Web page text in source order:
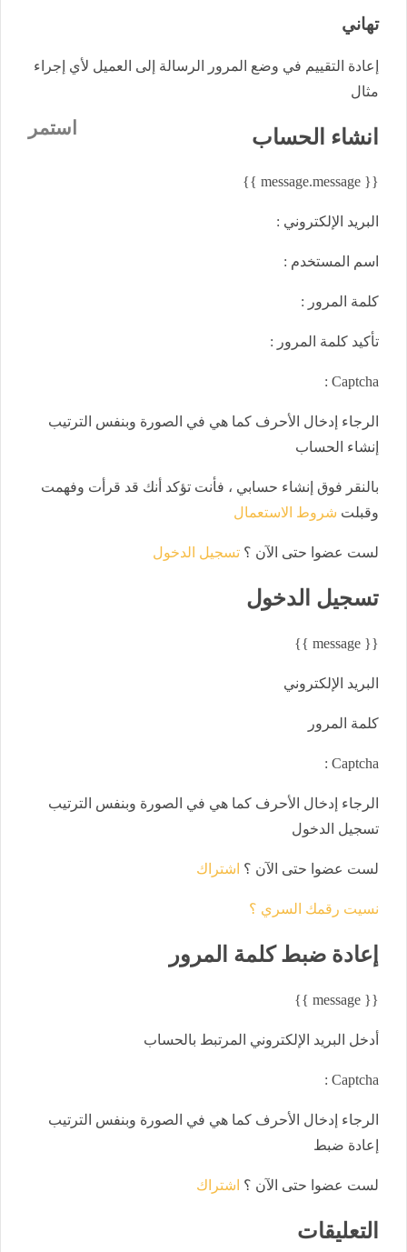
تهاني
إعادة التقييم في وضع المرور الرسالة إلى العميل لأي إجراء
مثال
استمر انشاء الحساب
{{ message.message }}
البريد الإلكتروني :
اسم المستخدم :
كلمة المرور :
تأكيد كلمة المرور :
Captcha :
الرجاء إدخال الأحرف كما هي في الصورة وبنفس الترتيب
إنشاء الحساب
بالنقر فوق إنشاء حسابي ، فأنت تؤكد أنك قد قرأت وفهمت
وقبلت شروط الاستعمال
لست عضوا حتى الآن ؟ تسجيل الدخول
تسجيل الدخول
{{ message }}
البريد الإلكتروني
كلمة المرور
Captcha :
الرجاء إدخال الأحرف كما هي في الصورة وبنفس الترتيب
تسجيل الدخول
لست عضوا حتى الآن ؟ اشتراك
نسيت رقمك السري ؟
إعادة ضبطكلمة المرور
{{ message }}
أدخل البريد الإلكتروني المرتبط بالحساب
Captcha :
الرجاء إدخال الأحرف كما هي في الصورة وبنفس الترتيب
إعادة ضبط
لست عضوا حتى الآن ؟ اشتراك
التعليقات